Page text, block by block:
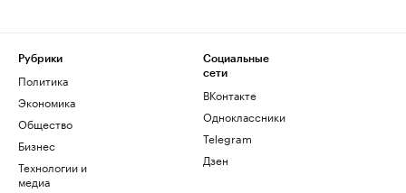
Рубрики
Политика
Экономика
Общество
Бизнес
Технологии и
медиа
Социальные
сети
ВКонтакте
Одноклассники
Telegram
Дзен